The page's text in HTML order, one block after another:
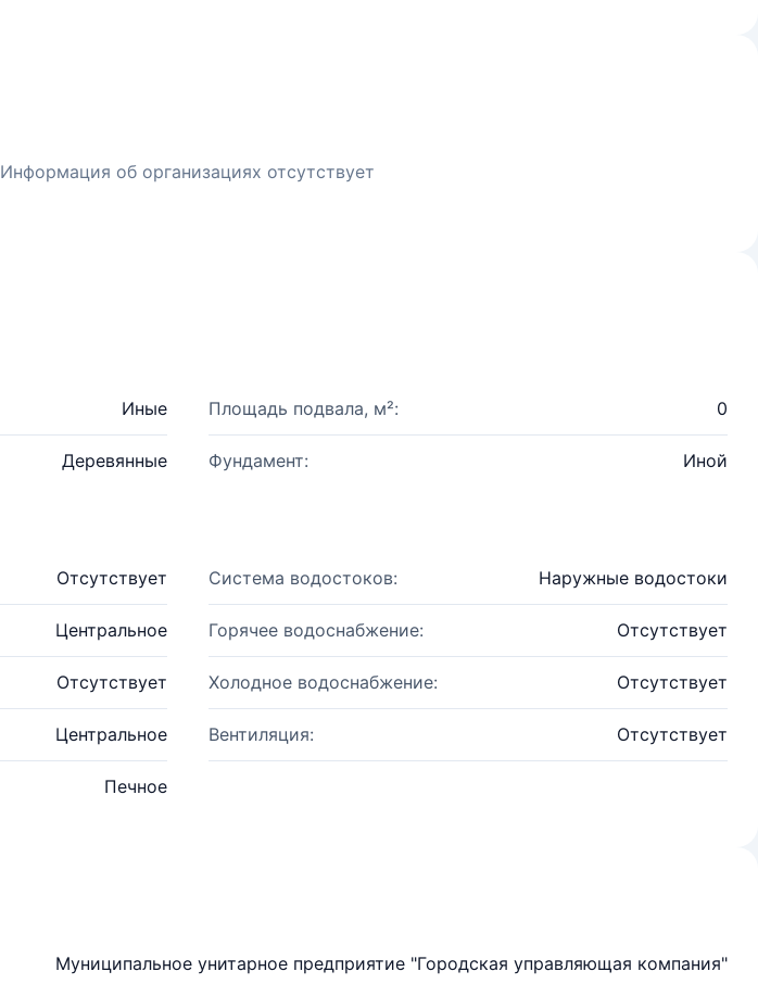
Информация об организациях отсутствует
Иные Площадь подвала, м²: 0
Деревянные Фундамент: Иной
Отсутствует Система водостоков: Наружные водостоки
Центральное Горячее водоснабжение: Отсутствует
Отсутствует Холодное водоснабжение: Отсутствует
Центральное Вентиляция: Отсутствует
Печное
Муниципальное унитарное предприятие "Городская управляющая компания"